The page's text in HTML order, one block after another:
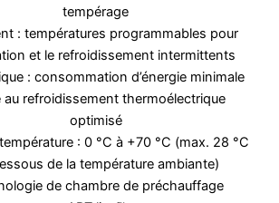
tempérage
: températures programmables pour
et le refroidissement intermittents
: consommation d’énergie minimale
au refroidissement thermoélectrique
optimisé
: 0 °C à +70 °C (max. 28 °C
de la température ambiante)
de chambre de préchauffage